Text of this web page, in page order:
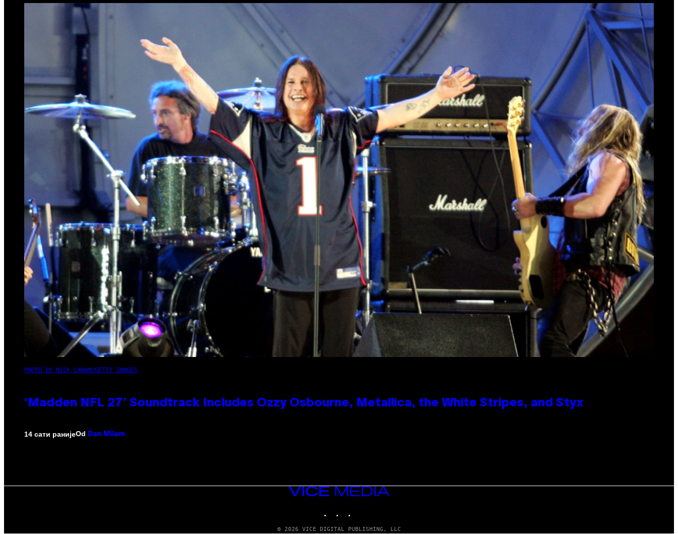
PHOTO BY NICK LAHAM/GETTY IMAGES
‘Madden NFL 27’ Soundtrack Includes Ozzy Osbourne, Metallica, the White Stripes, and Styx
14 сати ранијеOd Dan Milam
VICE
© 2026 VICE DIGITAL PUBLISHING, LLC